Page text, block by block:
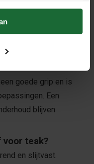
voor buitengebruik
hiervoor geen
is voor isolatie of
goede grip en is
Een
blijven
teak?
en slijtvast.